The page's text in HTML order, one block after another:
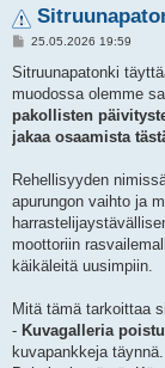
V
e
t
i
25.05.2026 19:59
Sitruunapatonki
muodossa olemme
pakollisten
jakaa osaamista
Rehellisyyden
apurungon vaihto ja
moottoriin
käikäleitä uusimpiin.
Mitä tämä tarkoittaa
- Kuvagalleria
kuvapankkeja